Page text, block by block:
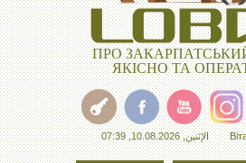
ПРО
ЯКІСНО ТА
الإثنين, 10.08.2026, 07:39